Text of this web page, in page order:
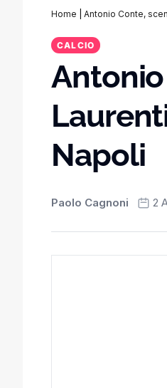
Home Antonio Conte,
CALCIO
Napoli
Paolo Cagnoni 2